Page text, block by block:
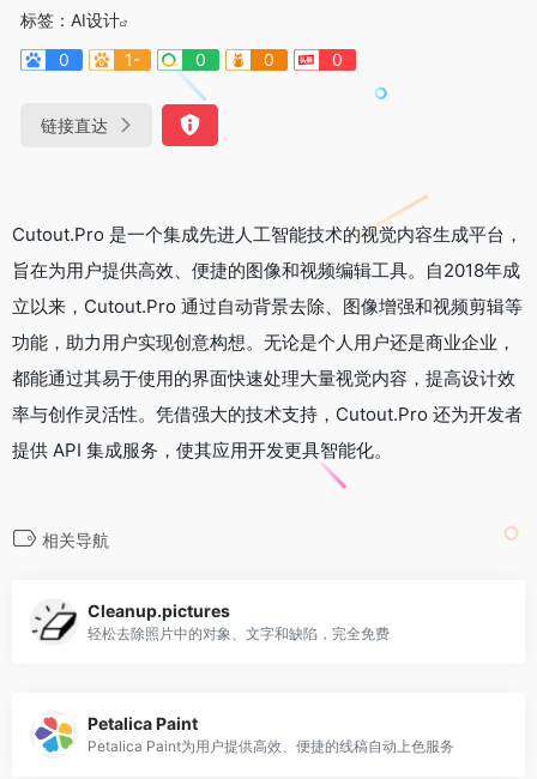
标签： AI设计
0
1- 0 0 0
链接直达
Cutout.Pro 是一个集成先进人工智能技术的视觉内容生成平台，
旨在为用户提供高效、便捷的图像和视频编辑工具。自2018年成
立以来，Cutout.Pro 通过自动背景去除、图像增强和视频剪辑等
功能，助力用户实现创意构想。无论是个人用户还是商业企业，
都能通过其易于使用的界面快速处理大量视觉内容，提高设计效
率与创作灵活性。凭借强大的技术支持，Cutout.Pro 还为开发者
提供 API 集成服务，使其应用开发更具智能化。
相关导航
Cleanup.pictures
轻松去除照片中的对象、文字和缺陷，完全免费
Petalica Paint
Petalica Paint为用户提供高效、便捷的线稿自动上色服务